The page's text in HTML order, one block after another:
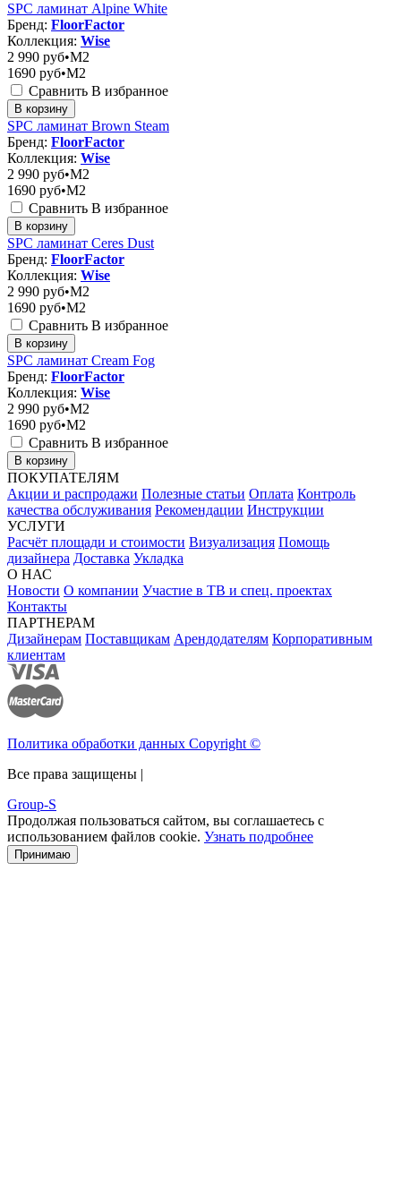
SPC ламинат Alpine White
Бренд: FloorFactor
Коллекция: Wise
2 990 руб•M2
1690 руб•M2
Сравнить В избранное
В корзину
SPC ламинат Brown Steam
Бренд: FloorFactor
Коллекция: Wise
2 990 руб•M2
1690 руб•M2
Сравнить В избранное
В корзину
SPC ламинат Ceres Dust
Бренд: FloorFactor
Коллекция: Wise
2 990 руб•M2
1690 руб•M2
Сравнить В избранное
В корзину
SPC ламинат Cream Fog
Бренд: FloorFactor
Коллекция: Wise
2 990 руб•M2
1690 руб•M2
Сравнить В избранное
В корзину
ПОКУПАТЕЛЯМ
Акции и распродажи Полезные статьи Оплата Контроль
качества обслуживания Рекомендации Инструкции
УСЛУГИ
Расчёт площади и стоимости Визуализация Помощь
дизайнера Доставка Укладка
О НАС
Новости О компании Участие в ТВ и спец. проектах
Контакты
ПАРТНЕРАМ
Дизайнерам Поставщикам Арендодателям Корпоративным
клиентам
Политика обработки данных Copyright ©
Все права защищены |
Group-S
Продолжая пользоваться сайтом, вы соглашаетесь с
использованием файлов cookie. Узнать подробнее
Принимаю